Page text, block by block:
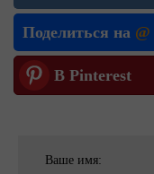
Поделиться на @
В Pinterest
Ваше имя: